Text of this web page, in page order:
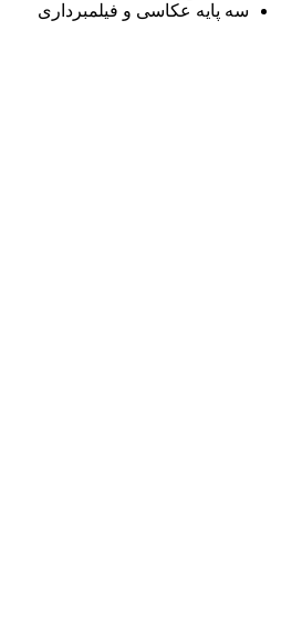
سه پایه عکاسی و فیلمبرداری